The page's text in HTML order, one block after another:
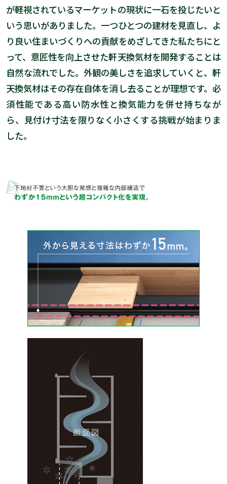
が軽視されているマーケットの現状に一石を投じたいと
いう思いがありました。一つひとつの建材を見直し、よ
り良い住まいづくりへの貢献をめざしてきた私たちにと
って、意匠性を向上させた軒天換気材を開発することは
自然な流れでした。外観の美しさを追求していくと、軒
天換気材はその存在自体を消し去ることが理想です。必
須性能である高い防水性と換気能力を併せ持ちなが
ら、見付け寸法を限りなく小さくする挑戦が始まりま
した。